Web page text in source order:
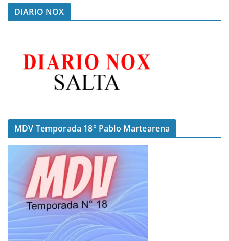
DIARIO NOX
MDV Temporada 18° Pablo Martearena